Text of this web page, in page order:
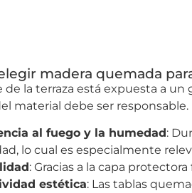
madera quemada
de la terraza está expuesta a
material debe ser responsable.
al fuego y la humedad:
lo cual es especialmente
: Gracias a la capa
estética: Las tablas